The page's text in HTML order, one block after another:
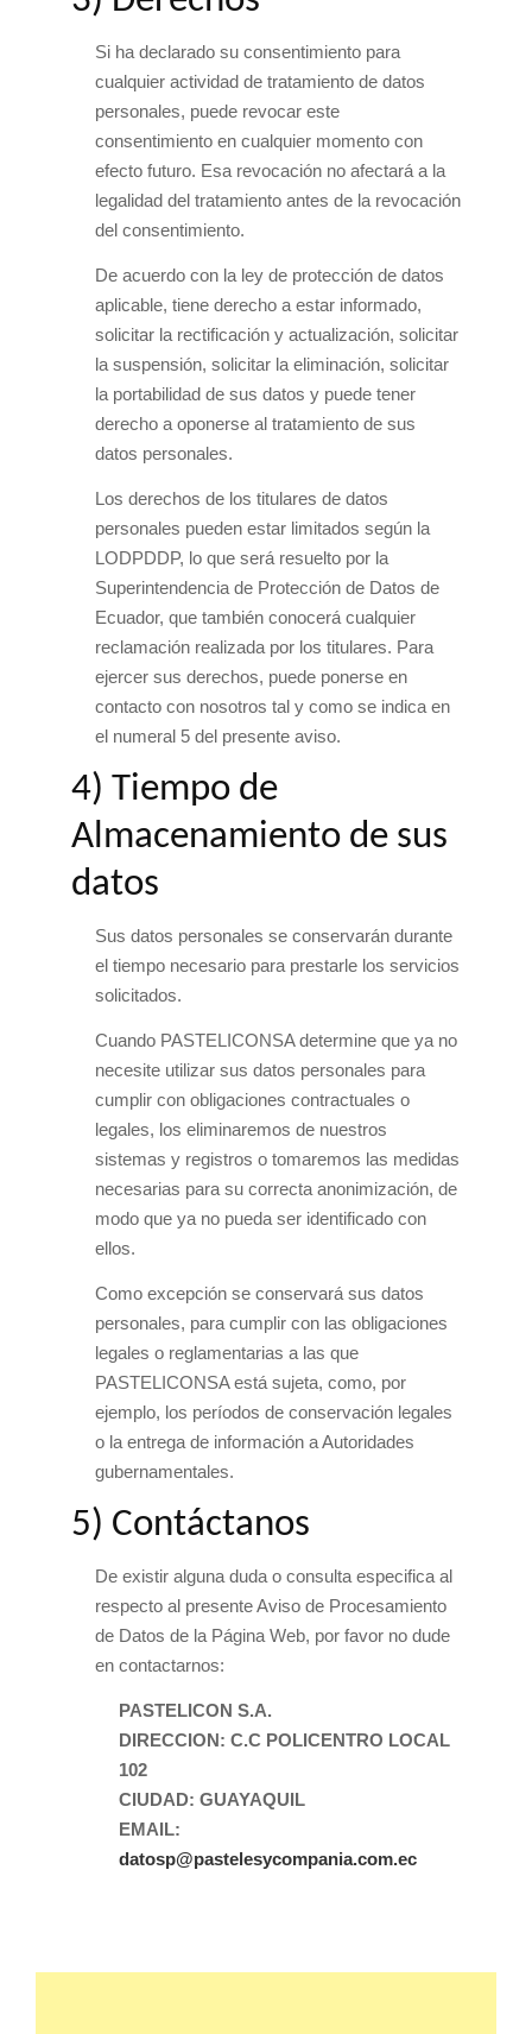
Si ha declarado su consentimiento para
cualquier actividad de tratamiento de datos
personales, puede revocar este
consentimiento en cualquier momento con
efecto futuro. Esa revocación no afectará a la
legalidad del tratamiento antes de la revocación
del consentimiento.
De acuerdo con la ley de protección de datos
aplicable, tiene derecho a estar informado,
solicitar la rectificación y actualización, solicitar
la suspensión, solicitar la eliminación, solicitar
la portabilidad de sus datos y puede tener
derecho a oponerse al tratamiento de sus
datos personales.
Los derechos de los titulares de datos
personales pueden estar limitados según la
LODPDDP, lo que será resuelto por la
Superintendencia de Protección de Datos de
Ecuador, que también conocerá cualquier
reclamación realizada por los titulares. Para
ejercer sus derechos, puede ponerse en
contacto con nosotros tal y como se indica en
el numeral 5 del presente aviso.
4) Tiempo de
Almacenamiento de sus
datos
Sus datos personales se conservarán durante
el tiempo necesario para prestarle los servicios
solicitados.
Cuando PASTELICONSA determine que ya no
necesite utilizar sus datos personales para
cumplir con obligaciones contractuales o
legales, los eliminaremos de nuestros
sistemas y registros o tomaremos las medidas
necesarias para su correcta anonimización, de
modo que ya no pueda ser identificado con
ellos.
Como excepción se conservará sus datos
personales, para cumplir con las obligaciones
legales o reglamentarias a las que
PASTELICONSA está sujeta, como, por
ejemplo, los períodos de conservación legales
o la entrega de información a Autoridades
gubernamentales.
5) Contáctanos
De existir alguna duda o consulta especifica al
respecto al presente Aviso de Procesamiento
de Datos de la Página Web, por favor no dude
en contactarnos:
PASTELICON S.A.
DIRECCION: C.C POLICENTRO LOCAL
102
CIUDAD: GUAYAQUIL
EMAIL:
datosp@pastelesycompania.com.ec